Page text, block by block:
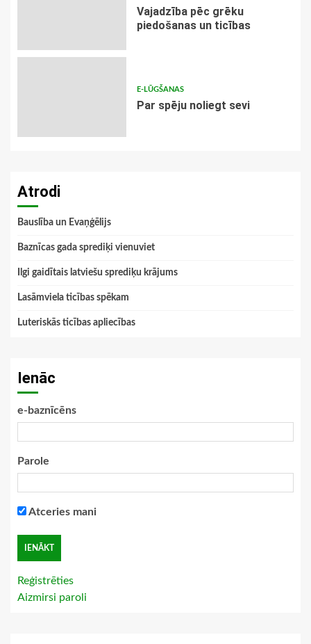
Vajadzība pēc grēku
piedošanas un ticības
E-LŪGŠANAS
Par spēju noliegt sevi
Atrodi
Bauslība un Evaņģēlijs
Baznīcas gada sprediķi vienuviet
Ilgi gaidītais latviešu sprediķu krājums
Lasāmviela ticības spēkam
Luteriskās ticības apliecības
Ienāc
e-baznīcēns
Parole
Atceries mani
Reģistrēties
Aizmirsi paroli